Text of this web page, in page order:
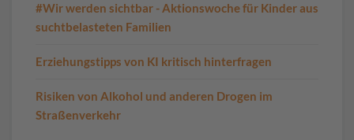
#Wir werden sichtbar - Aktionswoche für Kinder aus
suchtbelasteten Familien
Erziehungstipps von KI kritisch hinterfragen
Risiken von Alkohol und anderen Drogen im
Straßenverkehr